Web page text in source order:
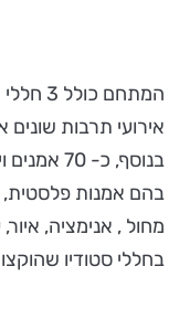
המתחם
אירועי תרבות
בנוסף, כ-
בהם אמנות פלסטית,
מחול , אנימציה,
בחללי סטודיו